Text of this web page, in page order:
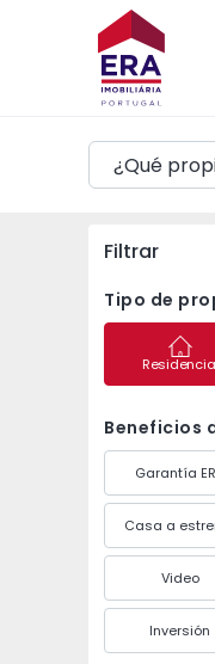
Mapa
Filtrar
Tipo de
Beneficios
Garantía
Casa a
Video
Inversión